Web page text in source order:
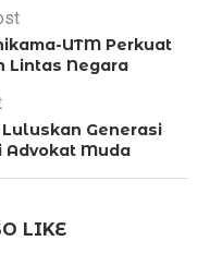
UTM Perkuat
Lintas Negara
Generasi
Advokat Muda
LIKE